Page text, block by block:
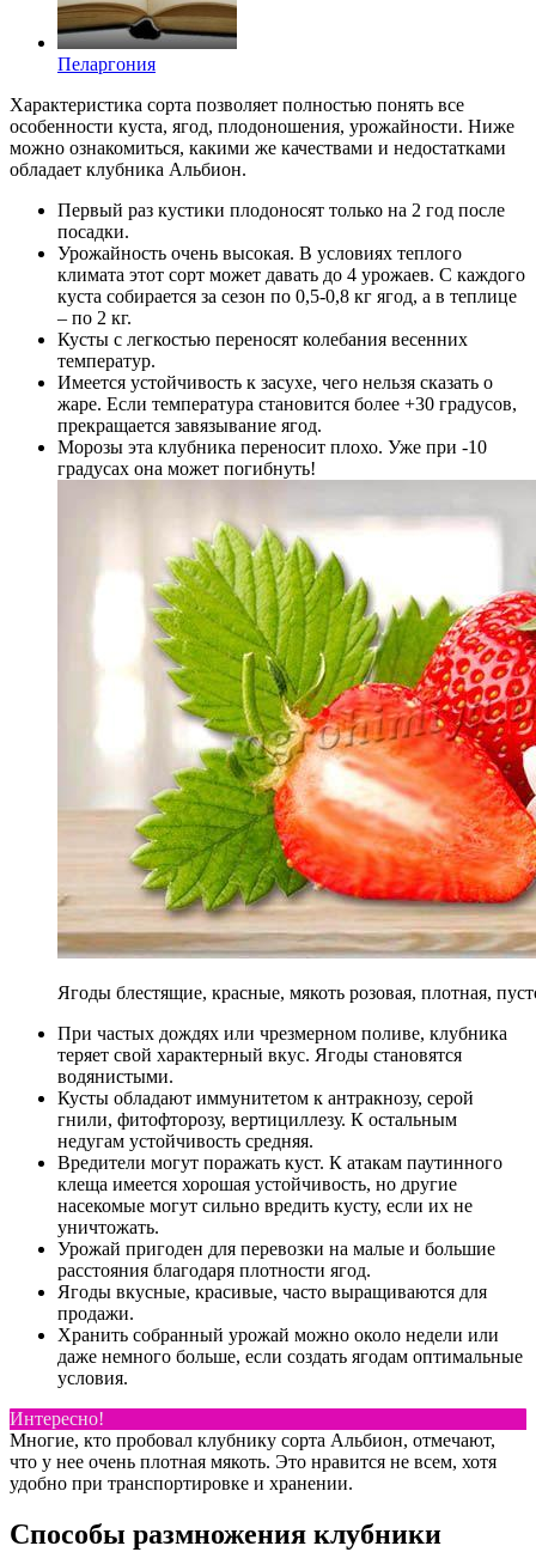
Пеларгония
Характеристика сорта позволяет полностью понять все
особенности куста, ягод, плодоношения, урожайности. Ниже
можно ознакомиться, какими же качествами и недостатками
обладает клубника Альбион.
Первый раз кустики плодоносят только на 2 год после
посадки.
Урожайность очень высокая. В условиях теплого
климата этот сорт может давать до 4 урожаев. С каждого
куста собирается за сезон по 0,5-0,8 кг ягод, а в теплице
– по 2 кг.
Кусты с легкостью переносят колебания весенних
температур.
Имеется устойчивость к засухе, чего нельзя сказать о
жаре. Если температура становится более +30 градусов,
прекращается завязывание ягод.
Морозы эта клубника переносит плохо. Уже при -10
градусах она может погибнуть!
Ягоды блестящие, красные, мякоть розовая, плотная,
При частых дождях или чрезмерном поливе, клубника
теряет свой характерный вкус. Ягоды становятся
водянистыми.
Кусты обладают иммунитетом к антракнозу, серой
гнили, фитофторозу, вертициллезу. К остальным
недугам устойчивость средняя.
Вредители могут поражать куст. К атакам паутинного
клеща имеется хорошая устойчивость, но другие
насекомые могут сильно вредить кусту, если их не
уничтожать.
Урожай пригоден для перевозки на малые и большие
расстояния благодаря плотности ягод.
Ягоды вкусные, красивые, часто выращиваются для
продажи.
Хранить собранный урожай можно около недели или
даже немного больше, если создать ягодам оптимальные
условия.
Интересно!
Многие, кто пробовал клубнику сорта Альбион, отмечают,
что у нее очень плотная мякоть. Это нравится не всем, хотя
удобно при транспортировке и хранении.
Способы размножения клубники